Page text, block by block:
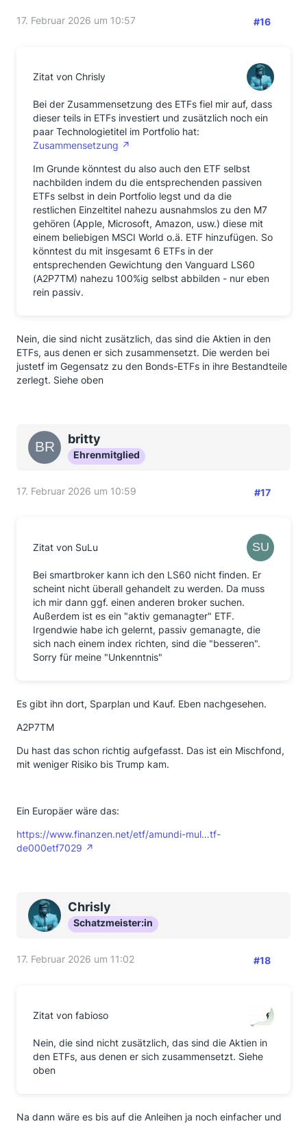
17. Februar 2026 um 10:57 #16
Zitat von Chrisly
Bei der Zusammensetzung des ETFs fiel mir auf, dass
dieser teils in ETFs investiert und zusätzlich noch ein
paar Technologietitel im Portfolio hat:
Zusammensetzung
Im Grunde könntest du also auch den ETF selbst
nachbilden indem du die entsprechenden passiven
ETFs selbst in dein Portfolio legst und da die
restlichen Einzeltitel nahezu ausnahmslos zu den M7
gehören (Apple, Microsoft, Amazon, usw.) diese mit
einem beliebigen MSCI World o.ä. ETF hinzufügen. So
könntest du mit insgesamt 6 ETFs in der
entsprechenden Gewichtung den Vanguard LS60
(A2P7TM) nahezu 100%ig selbst abbilden - nur eben
rein passiv.
Nein, die sind nicht zusätzlich, das sind die Aktien in den
ETFs, aus denen er sich zusammensetzt. Die werden bei
justetf im Gegensatz zu den Bonds-ETFs in ihre Bestandteile
zerlegt. Siehe oben
britty
Ehrenmitglied
17. Februar 2026 um 10:59 #17
Zitat von SuLu
Bei smartbroker kann ich den LS60 nicht finden. Er
scheint nicht überall gehandelt zu werden. Da muss
ich mir dann ggf. einen anderen broker suchen.
Außerdem ist es ein "aktiv gemanagter" ETF.
Irgendwie habe ich gelernt, passiv gemanagte, die
sich nach einem index richten, sind die "besseren".
Sorry für meine "Unkenntnis"
Es gibt ihn dort, Sparplan und Kauf. Eben nachgesehen.
A2P7TM
Du hast das schon richtig aufgefasst. Das ist ein Mischfond,
mit weniger Risiko bis Trump kam.
Ein Europäer wäre das:
https://www.finanzen.net/etf/amundi-mul…tf-
de000etf7029
Chrisly
Schatzmeister:in
17. Februar 2026 um 11:02 #18
Zitat von fabioso
Nein, die sind nicht zusätzlich, das sind die Aktien in
den ETFs, aus denen er sich zusammensetzt. Siehe
oben
Na dann wäre es bis auf die Anleihen ja noch einfacher und